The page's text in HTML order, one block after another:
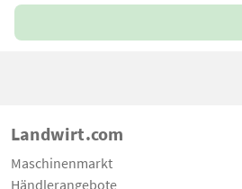
Landwirt.com
Maschinenmarkt
Händlerangebote